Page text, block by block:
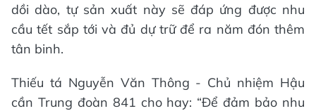
dồi dào, tự sản xuất này sẽ đáp ứng được nhu
cầu tết sắp tới và đủ dự trữ để ra năm đón thêm
tân binh.
Thiếu tá Nguyễn Văn Thông - Chủ nhiệm Hậu
cần Trung đoàn 841 cho hay: “Để đảm bảo nhu